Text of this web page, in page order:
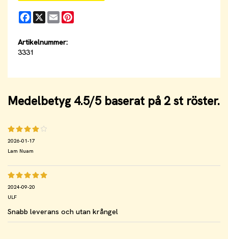
Facebook
X Email
Artikelnummer:
3331
Medelbetyg 4.5/5 baserat på 2 st röster.
2026-01-17
Lam Nuam
2024-09-20
ULF
Snabb leverans och utan krångel